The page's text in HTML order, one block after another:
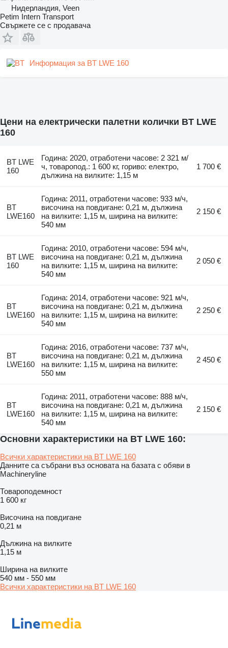
Нидерландия, Veen
Petim Intern Transport
Свържете се с продавача
Информация за BT LWE 160
Цени на електрически палетни колички BT LWE
160
BT LWE
160
Година: 2020, отработени часове: 2 321 м/
ч, товаропод.: 1 600 кг, гориво: електро,
дължина на вилките: 1,15 м
1 700 €
BT
LWE160
Година: 2011, отработени часове: 933 м/ч,
височина на повдигане: 0,21 м, дължина
на вилките: 1,15 м, ширина на вилките:
540 мм
2 150 €
BT LWE
160
Година: 2010, отработени часове: 594 м/ч,
височина на повдигане: 0,21 м, дължина
на вилките: 1,15 м, ширина на вилките:
540 мм
2 050 €
BT
LWE160
Година: 2014, отработени часове: 921 м/ч,
височина на повдигане: 0,21 м, дължина
на вилките: 1,15 м, ширина на вилките:
540 мм
2 250 €
BT
LWE160
Година: 2016, отработени часове: 737 м/ч,
височина на повдигане: 0,21 м, дължина
на вилките: 1,15 м, ширина на вилките:
550 мм
2 450 €
BT
LWE160
Година: 2011, отработени часове: 888 м/ч,
височина на повдигане: 0,21 м, дължина
на вилките: 1,15 м, ширина на вилките:
540 мм
2 150 €
Основни характеристики на BT LWE 160:
Всички характеристики на BT LWE 160
Данните са събрани въз основата на базата с обяви в
Machineryline
Товароподемност
1 600 кг
Височина на повдигане
0,21 м
Дължина на вилките
1,15 м
Ширина на вилките
540 мм - 550 мм
Всички характеристики на BT LWE 160